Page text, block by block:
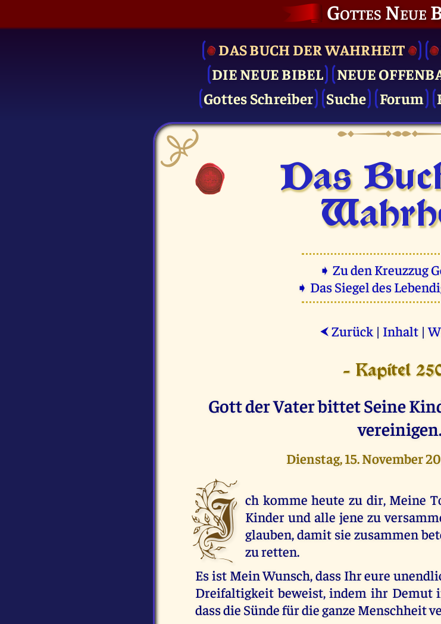
Gottes Neue
DAS BUCH DER WAHRHEIT
DIE NEUE BIBEL
NEUE
Gottes Schreiber
Suche Forum
Das
➧ Zu den Kreuzzug
➧ Das Siegel des
⮜ Zurück | Inhalt |
- Kapitel
Gott der Vater bittet Seine
vereinigen.
Dienstag, 15. November
I ch komme heute zu dir, Meine
Kinder und alle jene zu
glauben, damit sie zusammen
zu retten.
Es ist Mein Wunsch, dass Ihr eure
Dreifaltigkeit beweist, indem ihr Demut
dass die Sünde für die ganze Menschheit